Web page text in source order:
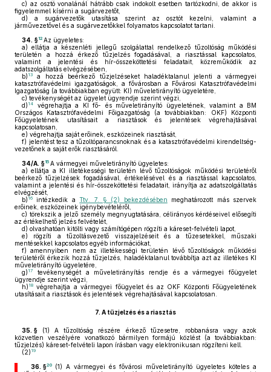
c) az osztó vonalánál hátrább csak indokolt esetben tartózkodni, de akkor is
figyelemmel kísérni a sugárvezetőt,
d) a sugárvezetők utasítása szerint az osztót kezelni, valamint a
járművezetővel és a sugárvezetőkkel folyamatos kapcsolatot tartani.
34. §12 Az ügyeletes:
a) ellátja a készenléti jellegű szolgálattal rendelkező tűzoltóság működési
területén a hozzá érkező tűzjelzés fogadásával, a riasztással kapcsolatos,
valamint a jelentési és hír-összeköttetési feladatait, közreműködik az
adatszolgáltatás elvégzésében,
b) 13
a hozzá beérkező tűzjelzéseket haladéktalanul jelenti a vármegyei
katasztrófavédelmi igazgatóságok, a fővárosban a Fővárosi Katasztrófavédelmi
Igazgatóság (a továbbiakban együtt: KI) műveletirányító ügyeletére,
c) tevékenységét az ügyelet ügyrendje szerint végzi,
d) 14
végrehajtja a KI fő- és műveletirányító ügyeletének, valamint a BM
Országos Katasztrófavédelmi Főigazgatóság (a továbbiakban: OKF) Központi
Főügyeletének utasításait a riasztások és jelentések végrehajtásával
kapcsolatosan,
e) végrehajtja saját erőinek, eszközeinek riasztását,
f) jelentést tesz a tűzoltóparancsnoknak és a katasztrófavédelmi kirendeltség-
vezetőnek a saját erők riasztásáról.
34/A. §15 A vármegyei műveletirányító ügyeletes:
a) ellátja a KI illetékességi területén lévő tűzoltóságok működési területéről
beérkező tűzjelzések fogadásával, értékelésével és a riasztással kapcsolatos,
valamint a jelentési és hír-összeköttetési feladatait, irányítja az adatszolgáltatás
elvégzését,
b) 16 intézkedik aTtv. 7. § (2) bekezdésében meghatározott más szervek
erőinek, eszközeinek igénybevételéről,
c) törekszik a jelző személy megnyugtatására, célirányos kérdéseivel elősegíti
az értékelhető jelzés felvételét,
d) olvashatóan kitölti vagy számítógépen rögzíti a káreset-felvételi lapot,
e) rögzíti a tűzoltásvezető visszajelzéseit és a tűzesetekkel, műszaki
mentésekkel kapcsolatos egyéb információkat,
f) amennyiben nem az illetékességi területén lévő tűzoltóságok működési
területéről érkezik hozzá tűzjelzés, haladéktalanul továbbítja azt az illetékes KI
műveletirányító ügyeletére,
g) 17
tevékenységét a műveletirányítás rendje és a vármegyei főügyelet
ügyrendje szerint végzi,
h) 18 végrehajtja a vármegyei főügyelet és az OKF Központi Főügyeletének
utasításait a riasztások és jelentések végrehajtásával kapcsolatosan.
7. A tűzjelzés és a riasztás
35. § (1) A tűzoltóság részére érkező tűzesetre, robbanásra vagy azok
közvetlen veszélyére vonatkozó bármilyen formájú közlést (a továbbiakban:
tűzjelzés) káreset-felvételi lapon írásban vagy elektronikusan rögzíteni kell.
(2) 19
36. §20 (1) A vármegyei és fővárosi műveletirányító ügyeletes köteles a